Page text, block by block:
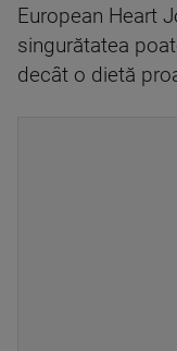
European Heart
singurătatea
decât o dietă